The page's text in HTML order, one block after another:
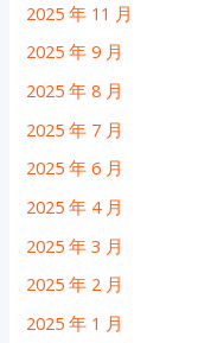
2025 年 11 月
2025 年 9 月
2025 年 8 月
2025 年 7 月
2025 年 6 月
2025 年 4 月
2025 年 3 月
2025 年 2 月
2025 年 1 月